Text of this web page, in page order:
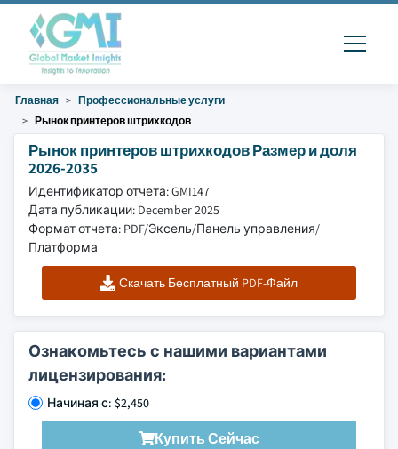
Главная
Профессиональные услуги
Рынок принтеров штрихкодов
Рынок принтеров штрихкодов Размер и доля
2026-2035
Идентификатор отчета: GMI147
Дата публикации: December 2025
Формат отчета: PDF/Эксель/Панель управления/
Платформа
Скачать Бесплатный PDF-Файл
Ознакомьтесь с нашими вариантами
лицензирования:
Начиная с: $2,450
Купить Сейчас